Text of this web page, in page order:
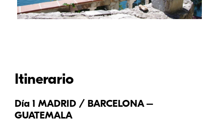
Itinerario
Día 1 MADRID / BARCELONA –
GUATEMALA